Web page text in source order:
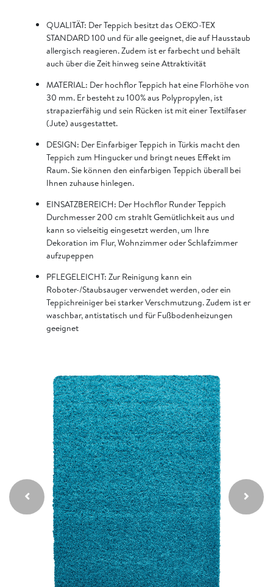
QUALITÄT: Der Teppich besitzt das OEKO-TEX
STANDARD 100 und für alle geeignet, die auf Hausstaub
allergisch reagieren. Zudem ist er farbecht und behält
auch über die Zeit hinweg seine Attraktivität
MATERIAL: Der hochflor Teppich hat eine Florhöhe von
30 mm. Er besteht zu 100% aus Polypropylen, ist
strapazierfähig und sein Rücken ist mit einer Textilfaser
(Jute) ausgestattet.
DESIGN: Der Einfarbiger Teppich in Türkis macht den
Teppich zum Hingucker und bringt neues Effekt im
Raum. Sie können den einfarbigen Teppich überall bei
Ihnen zuhause hinlegen.
EINSATZBEREICH: Der Hochflor Runder Teppich
Durchmesser 200 cm strahlt Gemütlichkeit aus und
kann so vielseitig eingesetzt werden, um Ihre
Dekoration im Flur, Wohnzimmer oder Schlafzimmer
aufzupeppen
PFLEGELEICHT: Zur Reinigung kann ein
Roboter-/Staubsauger verwendet werden, oder ein
Teppichreiniger bei starker Verschmutzung. Zudem ist er
waschbar, antistatisch und für Fußbodenheizungen
geeignet